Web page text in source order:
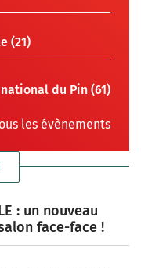
(21)
du Pin (61)
les évènements
: un nouveau
face-face !